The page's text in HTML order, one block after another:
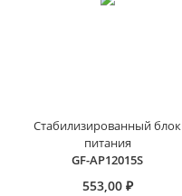
Стабилизированный блок
питания
GF-AP12015S
553,00 ₽